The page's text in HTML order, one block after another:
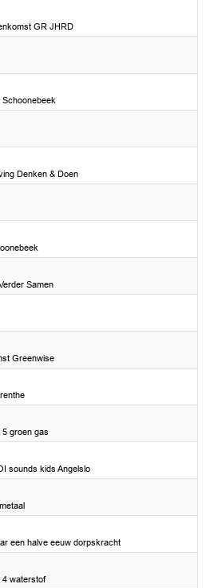
GR JHRD
Denken & Doen
Samen
Greenwise
groen gas
sounds kids Angelslo
een halve eeuw dorpskracht
4 waterstof